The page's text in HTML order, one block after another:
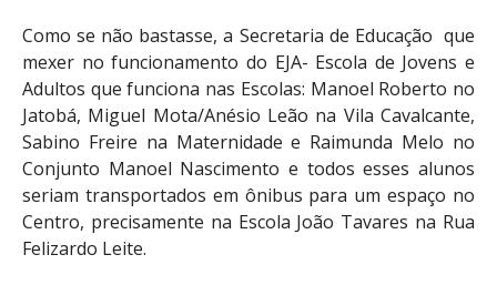
Como se não bastasse, a Secretaria de Educação que
mexer no funcionamento do EJA- Escola de Jovens e
Adultos que funciona nas Escolas: Manoel Roberto no
Jatobá, Miguel Mota/Anésio Leão na Vila Cavalcante,
Sabino Freire na Maternidade e Raimunda Melo no
Conjunto Manoel Nascimento e todos esses alunos
seriam transportados em ônibus para um espaço no
Centro, precisamente na Escola João Tavares na Rua
Felizardo Leite.